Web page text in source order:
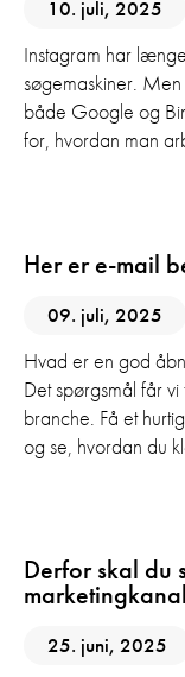
10. juli, 2025
Instagram har
søgemaskiner.
både Google og
for, hvordan man
Her er e-mail
09. juli, 2025
Hvad er en god
Det spørgsmål får
branche. Få et
og se, hvordan du
Derfor skal du
marketingkanal
25. juni, 2025